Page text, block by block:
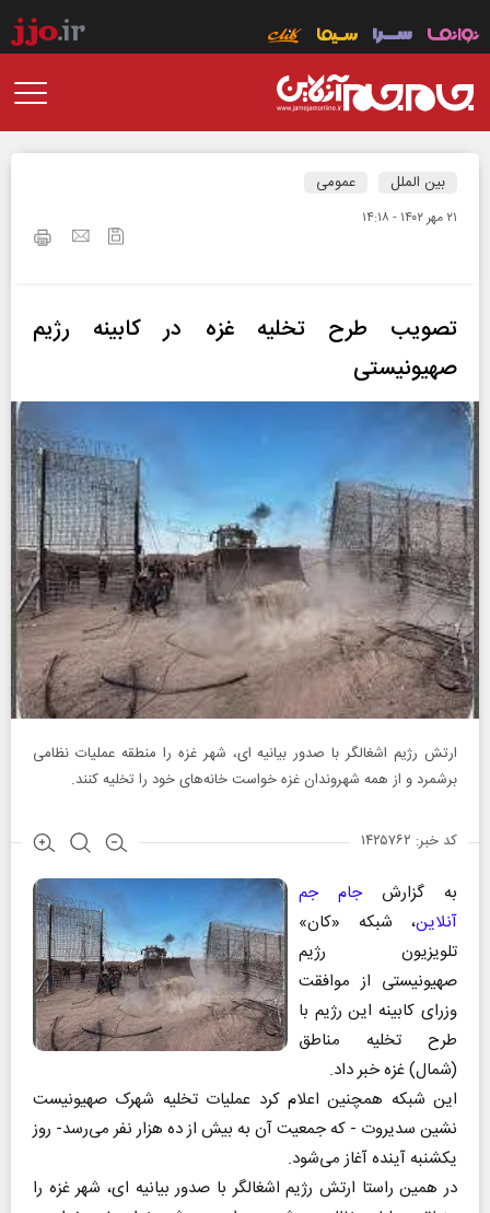
بین الملل عمومی
۲۱ مهر ۱۴۰۲ - ۱۴:۱۸
تصویب طرح تخلیه غزه در کابینه رژیم
صهیونیستی
ارتش رژیم اشغالگر با صدور بیانیه ای، شهر غزه را منطقه عملیات نظامی
برشمرد و از همه شهروندان غزه خواست خانه‌های خود را تخلیه کنند.
کد خبر: ۱۴۲۵۷۶۲
به گزارش­جام جم
آنلاین، شبکه «کان»
تلویزیون رژیم
صهیونیستی از موافقت
وزرای کابینه این رژیم با
طرح تخلیه مناطق
(شمال) غزه خبر داد.
این شبکه همچنین اعلام کرد عملیات تخلیه شهرک صهیونیست
نشین سدیروت - که جمعیت آن به بیش از ده هزار نفر می‌رسد- روز
یکشنبه آینده آغاز می‌شود.
در همین راستا ارتش رژیم اشغالگر با صدور بیانیه ای، شهر غزه را